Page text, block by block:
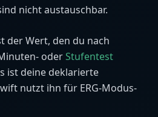
nicht austauschbar.
der Wert, den du nach
oderStufentest
ist deine deklarierte
nutzt ihn für ERG-Modus-